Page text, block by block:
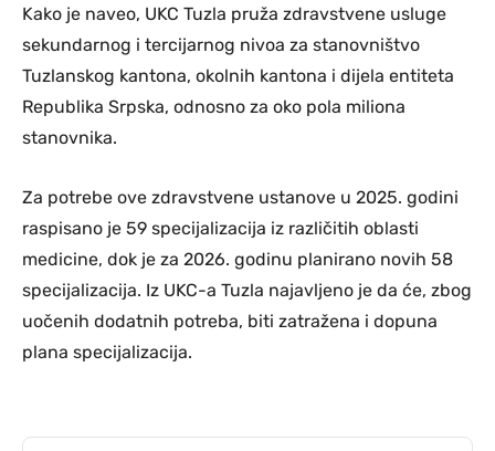
Kako je naveo, UKC Tuzla pruža zdravstvene usluge
sekundarnog i tercijarnog nivoa za stanovništvo
Tuzlanskog kantona, okolnih kantona i dijela entiteta
Republika Srpska, odnosno za oko pola miliona
stanovnika.
Za potrebe ove zdravstvene ustanove u 2025. godini
raspisano je 59 specijalizacija iz različitih oblasti
medicine, dok je za 2026. godinu planirano novih 58
specijalizacija. Iz UKC-a Tuzla najavljeno je da će, zbog
uočenih dodatnih potreba, biti zatražena i dopuna
plana specijalizacija.